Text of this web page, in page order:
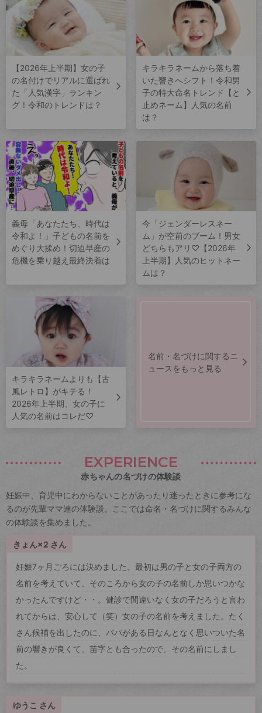
【2026年上半期】女の子
の名付けでリアルに選ばれ
た「人気漢字」ランキン
グ！令和のトレンドは？
キラキラネームから落ち着
いた響きへシフト！令和男
子の特大命名トレンド【と
止めネーム】人気の名前
は？
義母「あなたたち、時代は
令和よ！」子どもの名前を
めぐり大揉め！切迫早産の
危機を乗り越え最終決着は
今「ジェンダーレスネー
ム」が空前のブーム！男女
どちらもアリ♡【2026年
上半期】人気のヒットネー
ムは？
キラキラネームよりも【古
風レトロ】がキテる！
2026年上半期、女の子に
人気の名前はコレだ♡
名前・名づけに関するニ
ュースをもっと見る
EXPERIENCE
赤ちゃんの名づけの体験談
妊娠中、育児中にわからないことがあったり迷ったときに参考にな
るのが先輩ママ達の体験談。ここでは命名・名づけに関するみんな
の体験談を集めました。
きょん×2 さん
妊娠7ヶ月ごろには決めました。最初は男の子と女の子両方の
名前を考えていて、そのころから女の子の名前しか思いつかな
かったんですけど・・。健診で間違いなく女の子だろうと言わ
れてからは、安心して（笑）女の子の名前を考えました。たく
さん候補を出したのに、パパがある日なんとなく思いついた名
前の響きが良くて、苗字とも合ったので、その名前にしまし
た。
ゆうこ さん